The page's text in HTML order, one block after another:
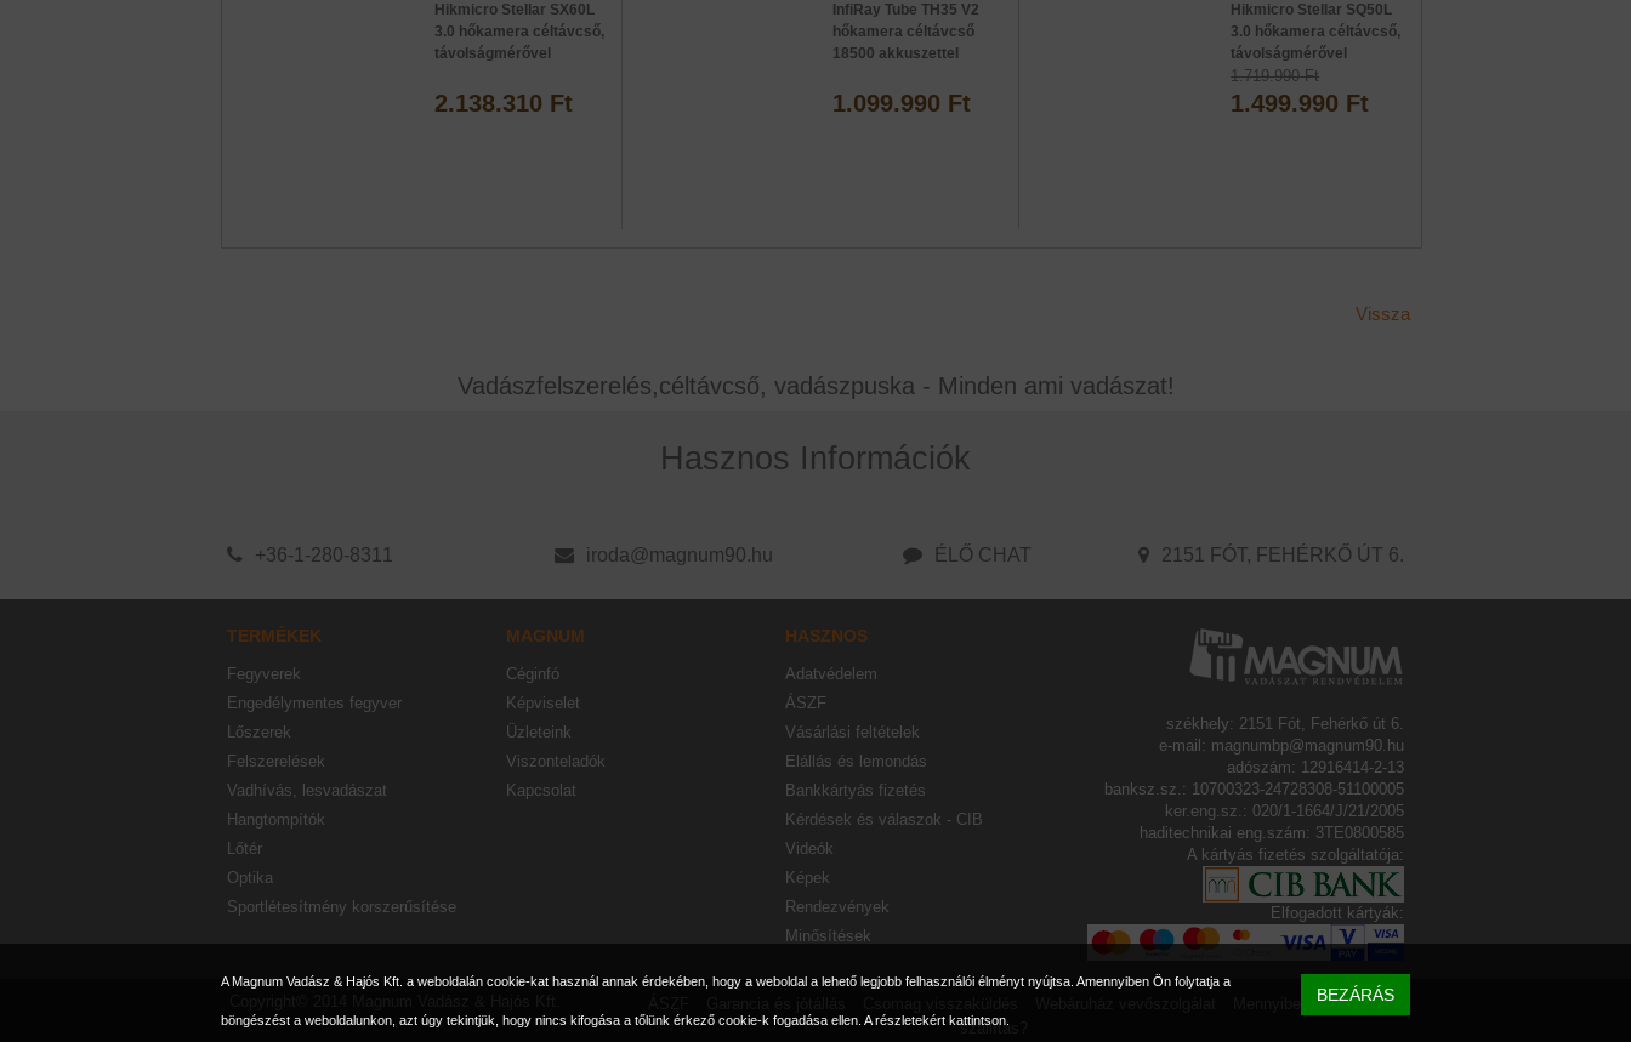
Hikmicro Stellar SX60L
3.0 hőkamera céltávcső,
távolságmérővel
2.138.310 Ft
InfiRay Tube TH35 V2
hőkamera céltávcső
18500 akkuszettel
1.099.990 Ft
Hikmicro Stellar SQ50L
3.0 hőkamera céltávcső,
távolságmérővel
1.719.990 Ft
1.499.990 Ft
Vissza
Vadászfelszerelés,céltávcső, vadászpuska - Minden ami vadászat!
Hasznos Információk
+36-1-280-8311 iroda@magnum90.hu ÉLŐ CHAT 2151 FÓT, FEHÉRKŐ ÚT 6.
TERMÉKEK
Fegyverek
Engedélymentes fegyver
Lőszerek
Felszerelések
Vadhívás, lesvadászat
Hangtompítók
Lőtér
Optika
Sportlétesítmény korszerűsítése
MAGNUM
Céginfó
Képviselet
Üzleteink
Viszonteladók
Kapcsolat
HASZNOS
Adatvédelem
ÁSZF
Vásárlási feltételek
Elállás és lemondás
Bankkártyás fizetés
Kérdések és válaszok - CIB
Videók
Képek
Rendezvények
Minősítések
székhely: 2151 Fót, Fehérkő út 6.
e-mail: magnumbp@magnum90.hu
adószám: 12916414-2-13
banksz.sz.: 10700323-24728308-51100005
ker.eng.sz.: 020/1-1664/J/21/2005
haditechnikai eng.szám: 3TE0800585
A kártyás fizetés szolgáltatója:
Elfogadott kártyák:
Mennyibe kerül a
szállítás?
A Magnum Vadász & Hajós Kft. a weboldalán cookie-kat használ annak érdekében, hogy a weboldal a lehető legjobb felhasználói élményt nyújtsa. Amennyiben Ön folytatja a
böngészést a weboldalunkon, azt úgy tekintjük, hogy nincs kifogása a tőlünk érkező cookie-k fogadása ellen. A részletekért kattintson.
BEZÁRÁS